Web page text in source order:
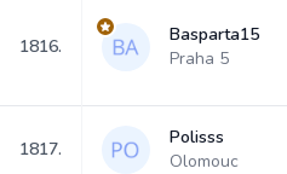
1816.
Basparta15
Praha 5
1817.
Polisss
Olomouc